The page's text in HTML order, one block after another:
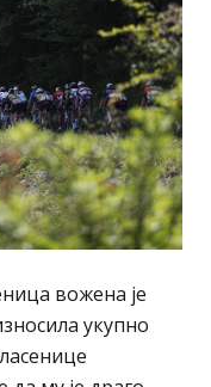
вожена је
укупно